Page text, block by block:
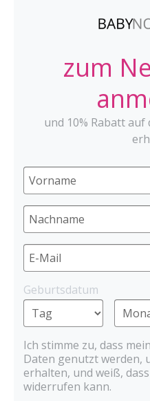
zum
und 10% Rabatt
Geburtsdatum
Ich stimme zu, dass
Daten genutzt werden,
erhalten, und weiß,
widerrufen kann.